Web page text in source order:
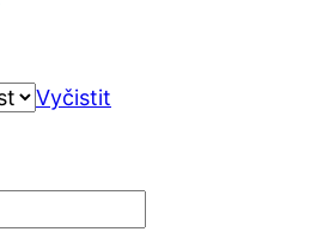
Kč
Kč
Vyčistit